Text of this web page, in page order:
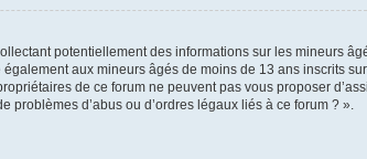
potentiellement des informations sur les mineurs
aux mineurs âgés de moins de 13 ans inscrits sur
de ce forum ne peuvent pas vous proposer
d’abus ou d’ordres légaux liés à ce forum ? ».